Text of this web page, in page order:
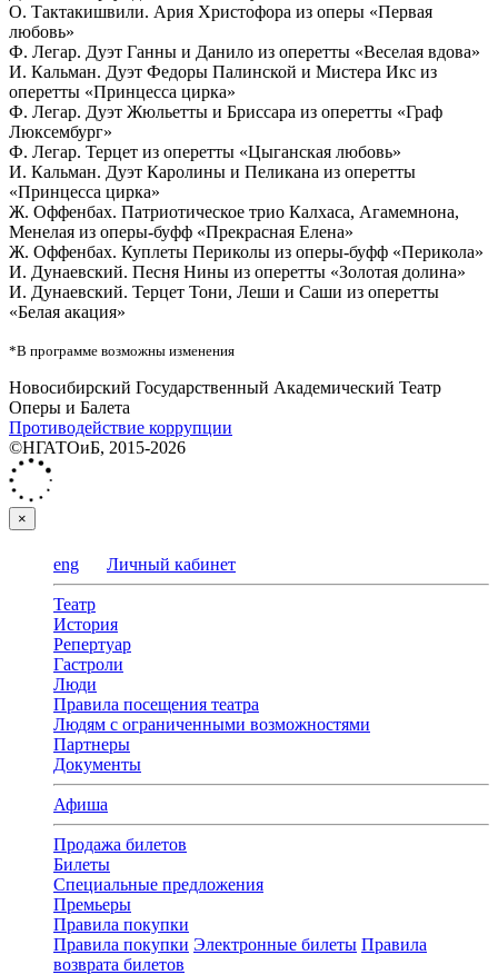
О. Тактакишвили. Ария Христофора из оперы «Первая
любовь»
Ф. Легар. Дуэт Ганны и Данило из оперетты «Веселая вдова»
И. Кальман. Дуэт Федоры Палинской и Мистера Икс из
оперетты «Принцесса цирка»
Ф. Легар. Дуэт Жюльетты и Бриссара из оперетты «Граф
Люксембург»
Ф. Легар. Терцет из оперетты «Цыганская любовь»
И. Кальман. Дуэт Каролины и Пеликана из оперетты
«Принцесса цирка»
Ж. Оффенбах. Патриотическое трио Калхаса, Агамемнона,
Менелая из оперы-буфф «Прекрасная Елена»
Ж. Оффенбах. Куплеты Периколы из оперы-буфф «Перикола»
И. Дунаевский. Песня Нины из оперетты «Золотая долина»
И. Дунаевский. Терцет Тони, Леши и Саши из оперетты
«Белая акация»
*В программе возможны изменения
Новосибирский Государственный Академический Театр
Оперы и Балета
Противодействие коррупции
©НГАТОиБ, 2015-2026
×
eng Личный кабинет
Театр
История
Репертуар
Гастроли
Люди
Правила посещения театра
Людям с ограниченными возможностями
Партнеры
Документы
Афиша
Продажа билетов
Билеты
Специальные предложения
Премьеры
Правила покупки
Правила покупки Электронные билеты Правила
возврата билетов